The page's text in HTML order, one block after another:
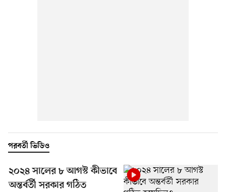
পরবর্তী ভিডিও
২০২৪ সালের ৮ আগস্ট কীভাবে
অন্তর্বর্তী সরকার গঠিত